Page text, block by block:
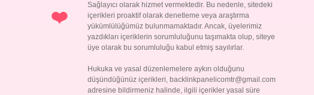
Sağlayıcı olarak hizmet vermektedir. Bu nedenle, sitedeki
içerikleri proaktif olarak denetleme veya araştırma
yükümlülüğümüz bulunmamaktadır. Ancak, üyelerimiz
yazdıkları içeriklerin sorumluluğunu taşımakta olup, siteye
üye olarak bu sorumluluğu kabul etmiş sayılırlar.
Hukuka ve yasal düzenlemelere aykırı olduğunu
düşündüğünüz içerikleri, backlinkpanelicomtr@gmail.com
adresine bildirmeniz halinde, ilgili içerikler yasal süre